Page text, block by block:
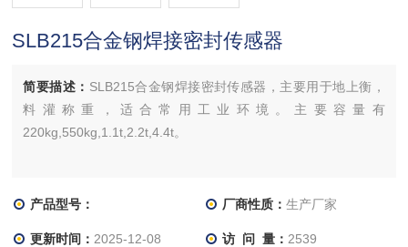
SLB215合金钢焊接密封传感器
简要描述： SLB215合金钢焊接密封传感器，主要用于地上衡，
料灌称重，适合常用工业环境。主要容量有
220kg,550kg,1.1t,2.2t,4.4t。
产品型号： 厂商性质： 生产厂家
更新时间： 2025-12-08 访 问 量： 2539